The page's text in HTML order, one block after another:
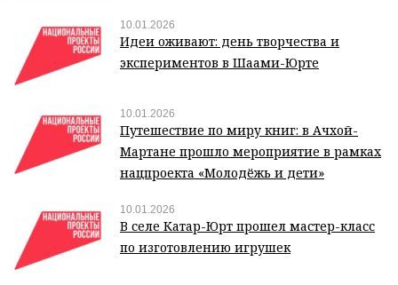
10.01.2026
Идеи оживают: день творчества и
экспериментов в Шаами-Юрте
10.01.2026
Путешествие по миру книг: в Ачхой-
Мартане прошло мероприятие в рамках
нацпроекта «Молодёжь и дети»
10.01.2026
В селе Катар-Юрт прошел мастер-класс
по изготовлению игрушек